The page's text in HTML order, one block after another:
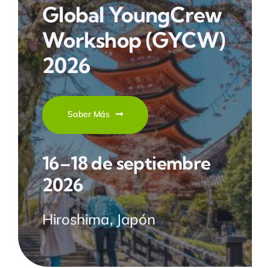
Global YoungCrew
Workshop(GYCW)
2026
Saber Más
16–18 de septiembre
2026
Hiroshima, Japón